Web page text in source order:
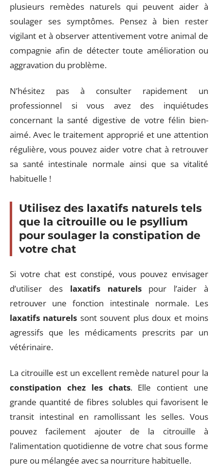
plusieurs remèdes naturels qui peuvent aider à
soulager ses symptômes. Pensez à bien rester
vigilant et à observer attentivement votre animal de
compagnie afin de détecter toute amélioration ou
aggravation du problème.
N’hésitez pas à consulter rapidement un
professionnel si vous avez des inquiétudes
concernant la santé digestive de votre félin bien-
aimé. Avec le traitement approprié et une attention
régulière, vous pouvez aider votre chat à retrouver
sa santé intestinale normale ainsi que sa vitalité
habituelle !
Utilisez des laxatifs naturels tels
que la citrouille ou le psyllium
pour soulager la constipation de
votre chat
Si votre chat est constipé, vous pouvez envisager
d’utiliser des laxatifs naturelspour l’aider à
retrouver une fonction intestinale normale. Les
laxatifs naturels sont souvent plus doux et moins
agressifs que les médicaments prescrits par un
vétérinaire.
La citrouille est un excellent remède naturel pour la
constipation chez les chats. Elle contient une
grande quantité de fibres solubles qui favorisent le
transit intestinal en ramollissant les selles. Vous
pouvez facilement ajouter de la citrouille à
l’alimentation quotidienne de votre chat sous forme
pure ou mélangée avec sa nourriture habituelle.